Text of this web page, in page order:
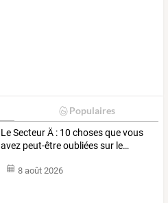
Populaires
LeSecteurÄ : 10 chosesquevous
avez peut-êtreoubliéessur le…
8 août 2026